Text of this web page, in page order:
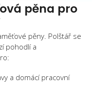
pěna pro
pěny. Polštář se
pohodlí a
a domácí pracovní